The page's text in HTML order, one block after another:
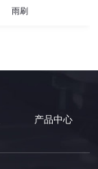
雨刷
产品中心